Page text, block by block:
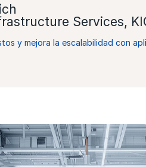
Services,
y mejora la escalabilidad con